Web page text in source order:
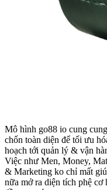
Mô hình go88 io cung
chốn toàn diện để tối ưu
hoạch tới quản lý & vận
Việc như Men, Money,
& Marketing ko chỉ mất
nữa mở ra diện tích phệ cơ